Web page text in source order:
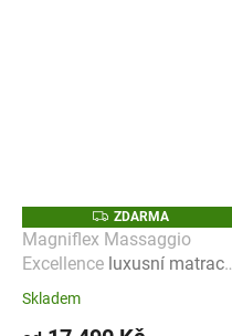
Z
D
A
R
ZDARMA
Magniflex Massaggio
Excellence luxusní matrace
s masážním efektem a
Skladem